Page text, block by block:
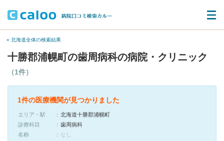
« 北海道全体の検索結果
十勝郡浦幌町の歯周病科の病院・クリニック
（1件）
1件の医療機関が見つかりました
エリア・駅
北海道十勝郡浦幌町
診療科目
歯周病科
名称
なし